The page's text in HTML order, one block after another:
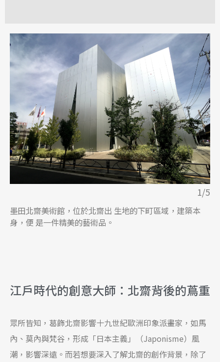
1/5
墨田北齋美術館，位於北齋出 生地的下町區域，建築本
身，便 是一件精美的藝術品。
江戶時代的創意大師：北齋背後的蔦重
眾所皆知，葛飾北齋影響十九世紀歐洲印象派畫家，如馬
內、莫內與梵谷，形成「日本主義」（Japonisme）風
潮，影響深遠。而若想要深入了解北齋的創作背景，除了